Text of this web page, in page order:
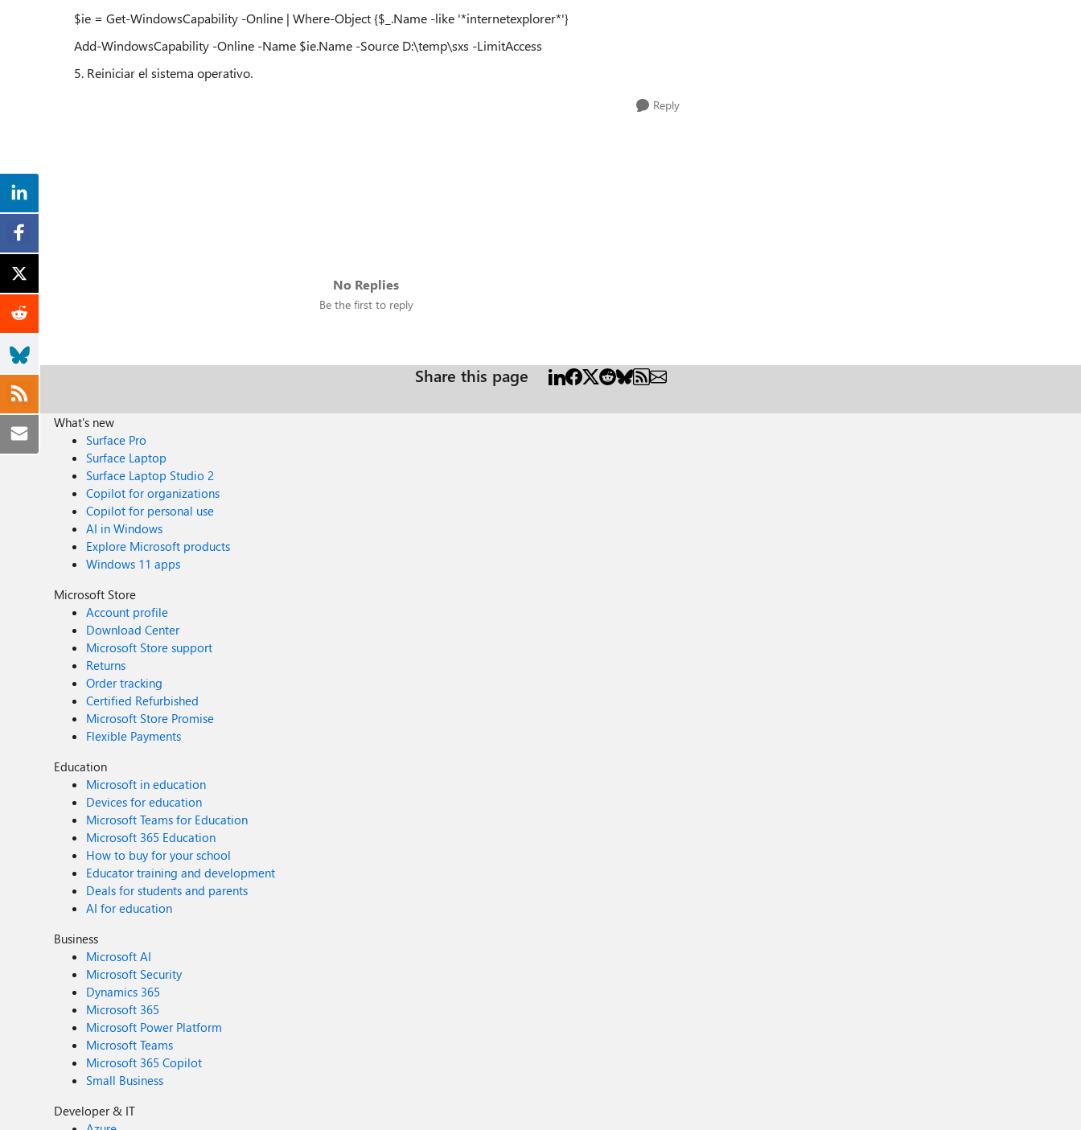
$ie = Get-WindowsCapability -Online | Where-Object {$_.Name -like '*internetexplorer*'}
Add-WindowsCapability -Online -Name $ie.Name -Source D:\temp\sxs -LimitAccess
5. Reiniciar el sistema operativo.
Reply
No Replies
Be the first to reply
Share this page
What's new
Surface Pro
Surface Laptop
Surface Laptop Studio 2
Copilot for organizations
Copilot for personal use
AI in Windows
Explore Microsoft products
Windows 11 apps
Microsoft Store
Account profile
Download Center
Microsoft Store support
Returns
Order tracking
Certified Refurbished
Microsoft Store Promise
Flexible Payments
Education
Microsoft in education
Devices for education
Microsoft Teams for Education
Microsoft 365 Education
How to buy for your school
Educator training and development
Deals for students and parents
AI for education
Business
Microsoft AI
Microsoft Security
Dynamics 365
Microsoft 365
Microsoft Power Platform
Microsoft Teams
Microsoft 365 Copilot
Small Business
Developer & IT